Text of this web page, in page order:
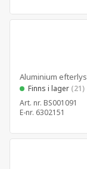
Aluminium
Finns i lager (21)
Art. nr. BS001091
E-nr. 6302151